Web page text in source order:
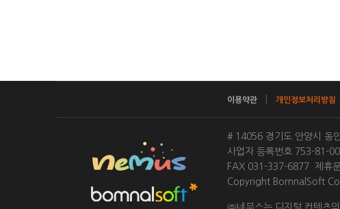
이용약관 개인정보처리방침
# 14056 경기도 안양시 동
사업자 등록번호 753-81-
FAX 031-337-6877 제휴
Copyright BomnalSoft
㈜네무스는 디지털 컨텐츠